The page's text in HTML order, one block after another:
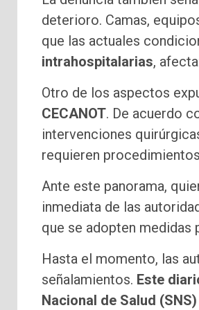
deterioro. Camas,
que las actuales
intrahospitalarias,
Otro de los aspectos
CECANOT. De acuerdo
intervenciones
requieren
Ante este panorama,
inmediata de las
que se adopten medidas
Hasta el momento, las
señalamientos. Este
Nacional de Salud (SNS)